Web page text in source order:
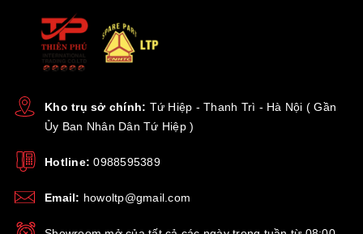
Kho trụ sở chính: Tứ Hiệp - Thanh Trì - Hà Nội ( Gần
Ủy Ban Nhân Dân Tứ Hiệp )
Hotline: 0988595389
Email: howoltp@gmail.com